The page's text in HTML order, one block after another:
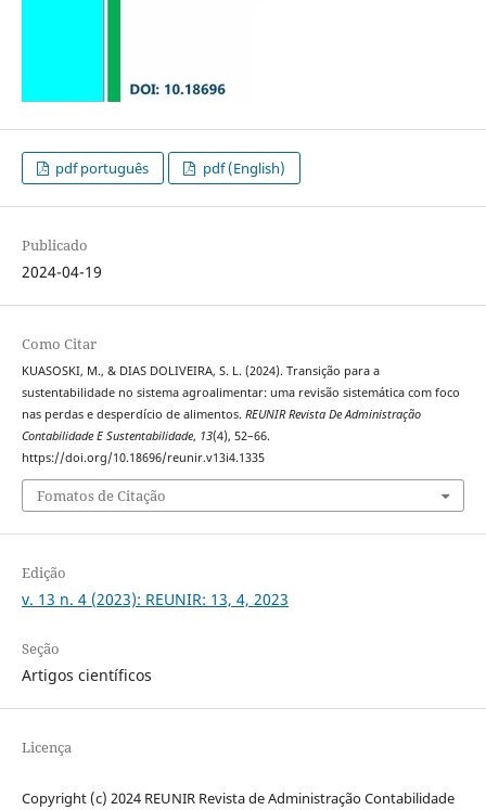
pdf português pdf (English)
Publicado
2024-04-19
Como Citar
KUASOSKI, M., & DIAS DOLIVEIRA, S. L. (2024). Transição para a
sustentabilidade no sistema agroalimentar: uma revisão sistemática com foco
nas perdas e desperdício de alimentos. REUNIR Revista De Administração
Contabilidade E Sustentabilidade, 13(4), 52–66.
https://doi.org/10.18696/reunir.v13i4.1335
Fomatos de Citação
Edição
v. 13 n. 4 (2023): REUNIR: 13, 4, 2023
Seção
Artigos científicos
Licença
Copyright (c) 2024 REUNIR Revista de Administração Contabilidade